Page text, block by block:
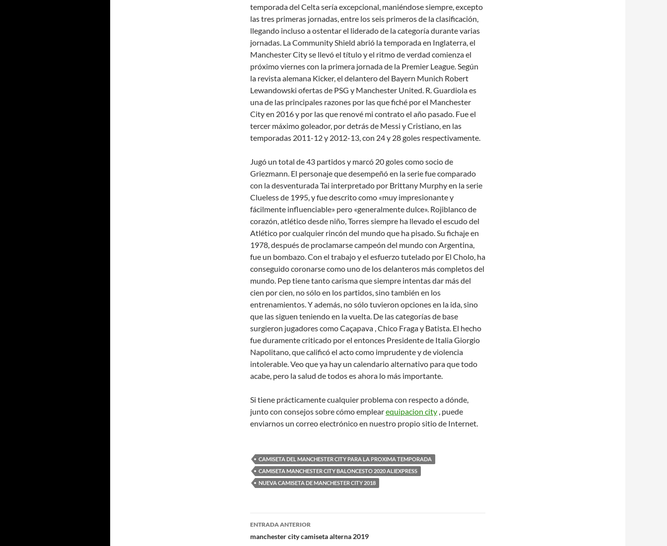
temporada del Celta sería excepcional, maniéndose siempre, excepto
las tres primeras jornadas, entre los seis primeros de la clasificación,
llegando incluso a ostentar el liderado de la categoría durante varias
jornadas. La Community Shield abrió la temporada en Inglaterra, el
Manchester City se llevó el título y el ritmo de verdad comienza el
próximo viernes con la primera jornada de la Premier League. Según
la revista alemana Kicker, el delantero del Bayern Munich Robert
Lewandowski ofertas de PSG y Manchester United. R. Guardiola es
una de las principales razones por las que fiché por el Manchester
City en 2016 y por las que renové mi contrato el año pasado. Fue el
tercer máximo goleador, por detrás de Messi y Cristiano, en las
temporadas 2011-12 y 2012-13, con 24 y 28 goles respectivamente.
Jugó un total de 43 partidos y marcó 20 goles como socio de
Griezmann. El personaje que desempeñó en la serie fue comparado
con la desventurada Tai interpretado por Brittany Murphy en la serie
Clueless de 1995, y fue descrito como «muy impresionante y
fácilmente influenciable» pero «generalmente dulce». Rojiblanco de
corazón, atlético desde niño, Torres siempre ha llevado el escudo del
Atlético por cualquier rincón del mundo que ha pisado. Su fichaje en
1978, después de proclamarse campeón del mundo con Argentina,
fue un bombazo. Con el trabajo y el esfuerzo tutelado por El Cholo, ha
conseguido coronarse como uno de los delanteros más completos del
mundo. Pep tiene tanto carisma que siempre intentas dar más del
cien por cien, no sólo en los partidos, sino también en los
entrenamientos. Y además, no sólo tuvieron opciones en la ida, sino
que las siguen teniendo en la vuelta. De las categorías de base
surgieron jugadores como Caçapava , Chico Fraga y Batista. El hecho
fue duramente criticado por el entonces Presidente de Italia Giorgio
Napolitano, que calificó el acto como imprudente y de violencia
intolerable. Veo que ya hay un calendario alternativo para que todo
acabe, pero la salud de todos es ahora lo más importante.
Si tiene prácticamente cualquier problema con respecto a dónde,
junto con consejos sobre cómo emplearequipacion city , puede
enviarnos un correo electrónico en nuestro propio sitio de Internet.
CAMISETA DEL MANCHESTER CITY PARA LA PROXIMA TEMPORADA
CAMISETA MANCHESTER CITY BALONCESTO 2020 ALIEXPRESS
NUEVA CAMISETA DE MANCHESTER CITY 2018
Navegación
de
ENTRADA ANTERIOR
manchester city camiseta alterna 2019